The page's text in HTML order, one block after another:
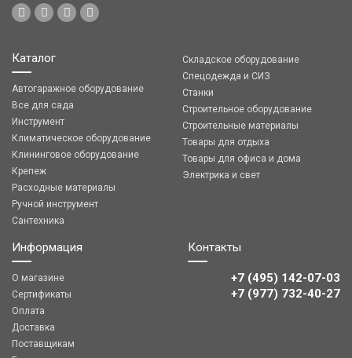
Каталог
Автогаражное оборудование
Все для сада
Инструмент
Климатическое оборудование
Клининговое оборудование
Крепеж
Расходные материалы
Ручной инструмент
Сантехника
Складское оборудование
Спецодежда и СИЗ
Станки
Строительное оборудование
Строительные материалы
Товары для отдыха
Товары для офиса и дома
Электрика и свет
Информация
О магазине
Сертификаты
Оплата
Доставка
Поставщикам
Контакты
+7 (495) 142-07-03
‎‎+7 (977) 732-40-27